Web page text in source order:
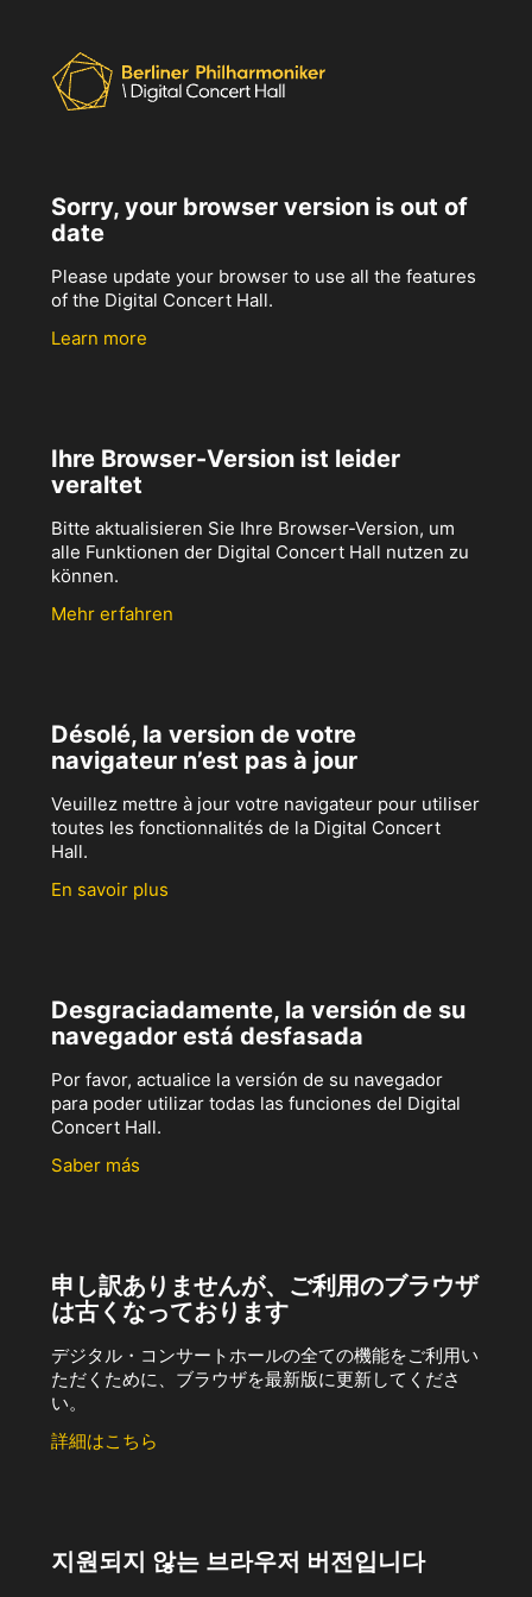
Sorry, your browser version is out of
date
Please update your browser to use all the features
of the Digital Concert Hall.
Learn more
Ihre Browser-Version ist leider
veraltet
Bitte aktualisieren Sie Ihre Browser-Version, um
alle Funktionen der Digital Concert Hall nutzen zu
können.
Mehr erfahren
Désolé, la version de votre
navigateur n’est pas à jour
Veuillez mettre à jour votre navigateur pour utiliser
toutes les fonctionnalités de la Digital Concert
Hall.
En savoir plus
Desgraciadamente, la versión de su
navegador está desfasada
Por favor, actualice la versión de su navegador
para poder utilizar todas las funciones del Digital
Concert Hall.
Saber más
申し訳ありませんが、ご利用のブラウザ
は古くなっております
デジタル・コンサートホールの全ての機能をご利用い
ただくために、ブラウザを最新版に更新してくださ
い。
詳細はこちら
지원되지 않는 브라우저 버전입니다